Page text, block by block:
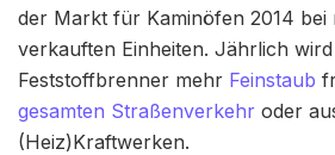
der Markt für Kaminöfen 2014 bei
verkauften Einheiten. Jährlich
Feststoffbrenner mehr Feinstaub
gesamten Straßenverkehr oder
(Heiz)Kraftwerken.